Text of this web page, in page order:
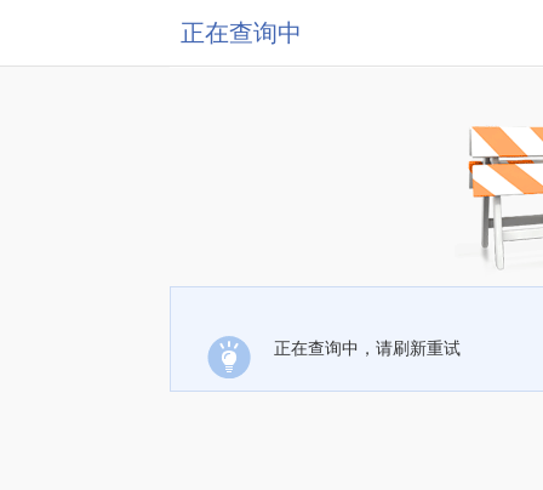
正在查询中
正在查询中，请刷新重试